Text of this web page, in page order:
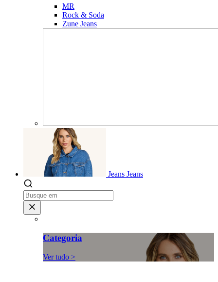
MR
Rock & Soda
Zune Jeans
Jeans Jeans
Categoria
Ver tudo >